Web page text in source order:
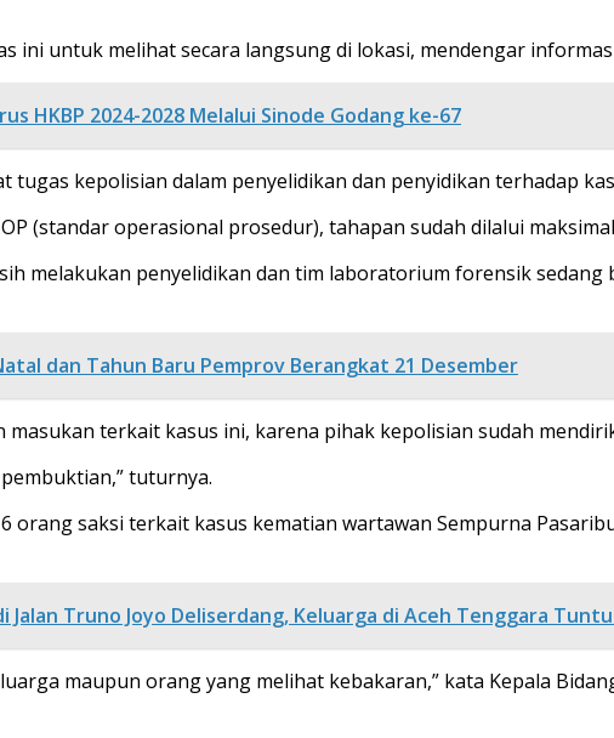
ini untuk melihat secara langsung di lokasi, mendengar
HKBP 2024-2028 Melalui Sinode Godang ke-67
tugas kepolisian dalam penyelidikan dan penyidikan terhadap
(standar operasional prosedur), tahapan sudah dilalui
melakukan penyelidikan dan tim laboratorium forensik
dan Tahun Baru Pemprov Berangkat 21 Desember
terkait kasus ini, karena pihak kepolisian sudah
tuturnya.
orang saksi terkait kasus kematian wartawan Sempurna
Jalan Truno Joyo Deliserdang, Keluarga di Aceh Tenggara
maupun orang yang melihat kebakaran,” kata Kepala